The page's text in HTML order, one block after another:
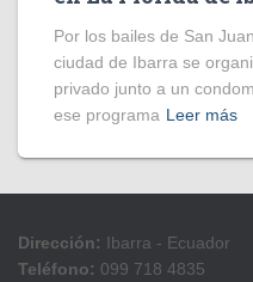
Por los bailes de San
ciudad de Ibarra se
privado junto a un
ese programa Leer más
Dirección: Ibarra - Ecuador
Teléfono: 099 718 4835